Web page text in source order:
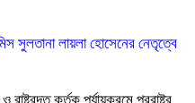
সুলতানা লায়লা হোসেনের নেতৃত্বে